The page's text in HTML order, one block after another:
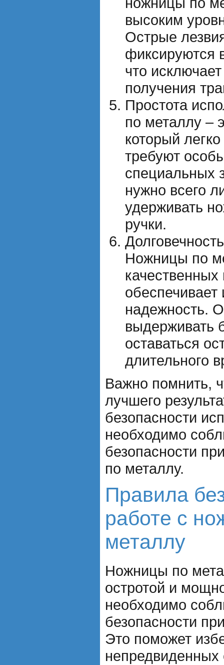
высоким
Острые
фиксируются
что
получения
Простота
по металлу –
который
требуют
специальных
нужно всего
удерживать
ручки.
Ножницы по
обеспечивает
надежность.
выдерживать
оставаться
длительного
Важно помнить,
лучшего
безопасности
необходимо
безопасности
по металлу.
Правила
работе с
металлу
Ножницы по
остротой и
необходимо
безопасности
Это поможет
непредвиденных